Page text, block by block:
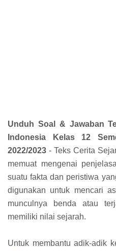
Unduh Soal & Jawaban
Indonesia Kelas 12
2022/2023 - Teks Cerita
memuat mengenai
suatu fakta dan peristiwa
digunakan untuk mencari
munculnya benda atau
memiliki nilai sejarah.
Untuk membantu adik-adik